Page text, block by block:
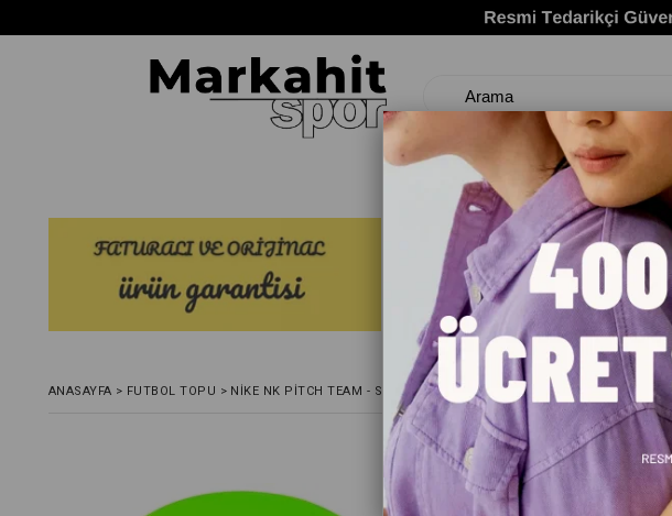
Erkek Kadın Çocuk
ANASAYFA > FUTBOL TOPU > NIKE NK PITCH TEAM - SP21 UNISEX YEŞIL FUTBOL TOPU DH9796-310
Nike